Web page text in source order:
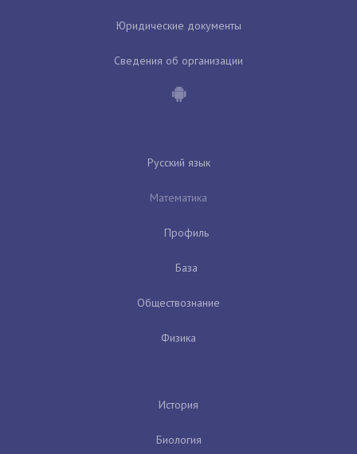
Юридические документы
Сведения об организации
Русский язык
Математика
Профиль
База
Обществознание
Физика
История
Биология